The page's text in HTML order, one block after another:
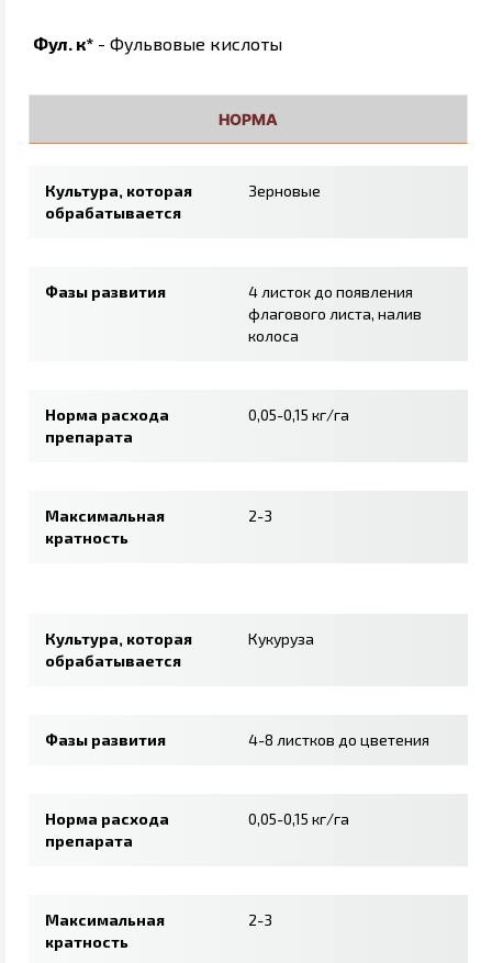
Фул. к* - Фульвовые кислоты
НОРМА
Культура, которая
обрабатывается
Зерновые
Фазы развития
4 листок до появления
флагового листа, налив
колоса
Норма расхода
препарата
0,05-0,15 кг/га
Максимальная
кратность
2-3
Культура, которая
обрабатывается
Кукуруза
Фазы развития 4-8 листков до цветения
Норма расхода
препарата
0,05-0,15 кг/га
Максимальная
кратность
2-3